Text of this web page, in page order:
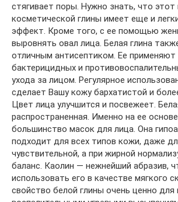
стягивает поры. Нужно знать, что этот
косметической глины имеет еще и
эффект. Кроме того, с ее помощью
выровнять овал лица. Белая глина
отличным антисептиком. Ее применяют
бактерицидных и
ухода за лицом. Регулярное
сделает Вашу кожу бархатистой и
Цвет лица улучшится и посвежеет.
распространенная. Именно на ее
большинство масок для лица. Она
подходит для всех типов кожи, даже
чувствительной, а при жирной
баланс. Каолин — нежнейший абразив,
использовать его в качестве мягкого
свойство белой глины очень ценно для